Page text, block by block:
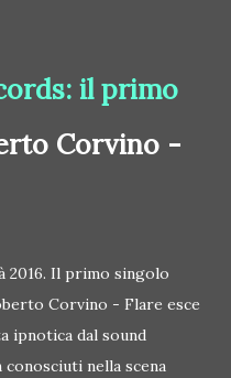
il primo
Corvino -
2016. Il primo singolo
Corvino - Flare esce
ipnotica dal sound
nella scena